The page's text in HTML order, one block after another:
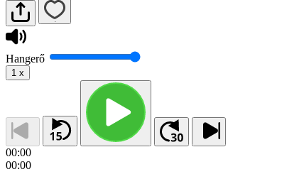
Hangerő
1 x
00:00
00:00